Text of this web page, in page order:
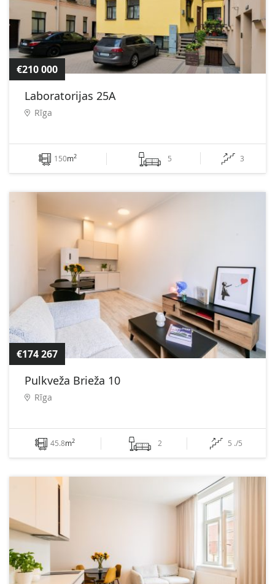
€210 000
Laboratorijas 25A
Rīga
150m2 5 3
€174 267
Pulkveža Brieža 10
Rīga
45.8m2 2 5 ./5